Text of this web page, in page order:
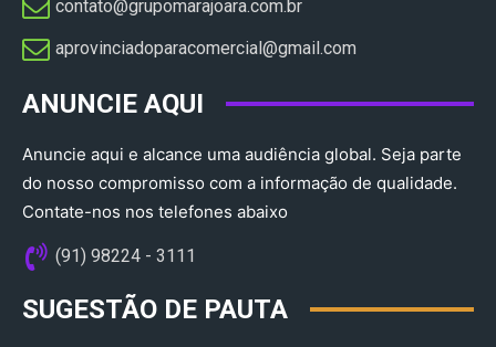
contato@grupomarajoara.com.br
aprovinciadoparacomercial@gmail.com​
ANUNCIE AQUI
Anuncie aqui e alcance uma audiência global. Seja parte
do nosso compromisso com a informação de qualidade.
Contate-nos nos telefones abaixo
(91) 98224 - 3111
SUGESTÃO DE PAUTA